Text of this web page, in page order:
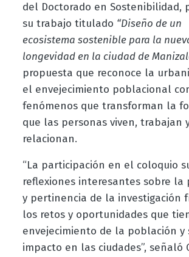
del Doctorado en Sostenibilidad,
su trabajo titulado “Diseño de un
ecosistema sostenible para la
longevidad en la ciudad de
propuesta que reconoce la
el envejecimiento poblacional
fenómenos que transforman la
que las personas viven, trabajan
relacionan.
“La participación en el coloquio
reflexiones interesantes sobre la
y pertinencia de la investigación
los retos y oportunidades que
envejecimiento de la población y
impacto en las ciudades”, señaló